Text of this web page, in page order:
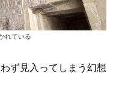
れている
ず見入ってしまう幻想